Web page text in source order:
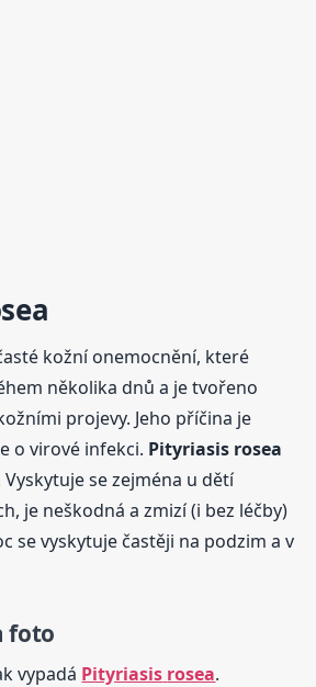
kožní onemocnění, které
několika dnů a je tvořeno
projevy. Jeho příčina je
o virové infekci. Pityriasis rosea
se zejména u dětí
je neškodná a zmizí (i bez léčby)
se vyskytuje častěji na podzim a v
foto
vypadá Pityriasis rosea.